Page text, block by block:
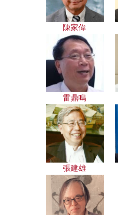
陳家偉
雷鼎鳴
張建雄